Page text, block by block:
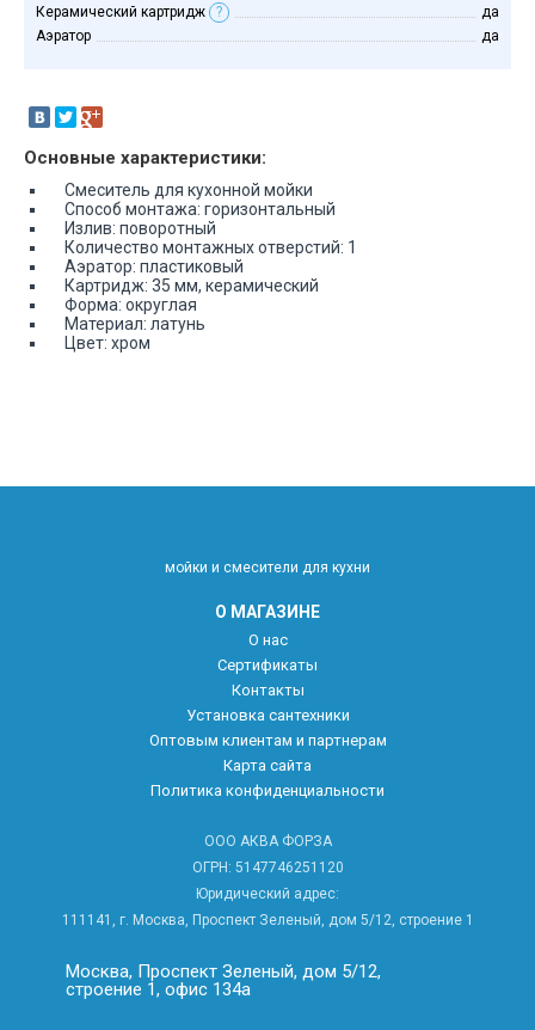
Керамический картридж
?
да
Аэратор
да
Основные характеристики:
Смеситель для кухонной мойки
Способ монтажа: горизонтальный
Излив: поворотный
Количество монтажных отверстий: 1
Аэратор: пластиковый
Картридж: 35 мм, керамический
Форма: округлая
Материал: латунь
Цвет: хром
мойки и смесители для кухни
О МАГАЗИНЕ
О нас
Сертификаты
Контакты
Установка сантехники
Оптовым клиентам и партнерам
Карта сайта
Политика конфиденциальности
ООО АКВА ФОРЗА
ОГРН: 5147746251120
Юридический адрес:
111141, г. Москва, Проспект Зеленый, дом 5/12, строение 1
Москва, Проспект Зеленый, дом 5/12,
строение 1, офис 134а